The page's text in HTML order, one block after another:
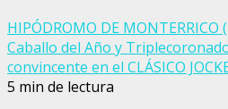
HIPÓDROMO DE MONTERRICO
Caballo del Año y
convincente en el CLÁSICO
5 min de lectura